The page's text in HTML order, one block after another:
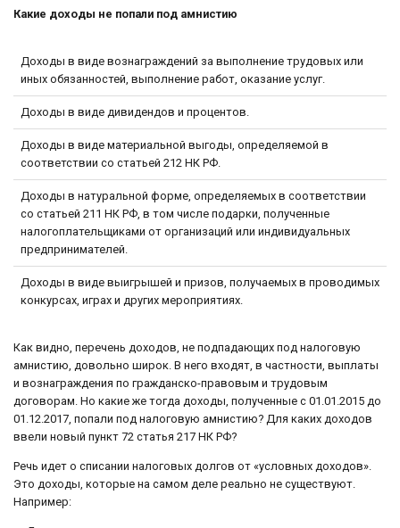
Какие доходы не попали под амнистию
Доходы в виде вознаграждений за выполнение трудовых или
иных обязанностей, выполнение работ, оказание услуг.
Доходы в виде дивидендов и процентов.
Доходы в виде материальной выгоды, определяемой в
соответствии со статьей 212 НК РФ.
Доходы в натуральной форме, определяемых в соответствии
со статьей 211 НК РФ, в том числе подарки, полученные
налогоплательщиками от организаций или индивидуальных
предпринимателей.
Доходы в виде выигрышей и призов, получаемых в проводимых
конкурсах, играх и других мероприятиях.
Как видно, перечень доходов, не подпадающих под налоговую
амнистию, довольно широк. В него входят, в частности, выплаты
и вознаграждения по гражданско-правовым и трудовым
договорам. Но какие же тогда доходы, полученные с 01.01.2015 до
01.12.2017, попали под налоговую амнистию? Для каких доходов
ввели новый пункт 72 статья 217 НК РФ?
Речь идет о списании налоговых долгов от «условных доходов».
Это доходы, которые на самом деле реально не существуют.
Например: